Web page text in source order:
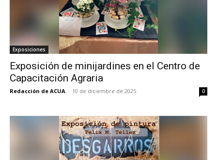
Exposiciones
Exposición de minijardines en el Centro de
Capacitación Agraria
Redacción de ACUA - 10 de diciembre de 2025 0